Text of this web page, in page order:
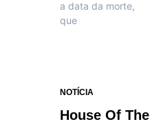
a data da morte,
que
NOTÍCIA
House Of The